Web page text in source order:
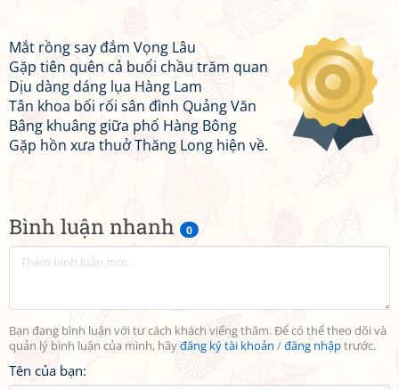
Bình luận nhanh 0
Bạn đang bình luận với tư cách khách viếng thăm. Để có thể theo dõi và
quản lý bình luận của mình, hãyđăng ký tài khoản /đăng nhậptrước.
Tên của bạn:
Mắt rồng say đắm Vọng Lâu
Gặp tiên quên cả buổi chầu trăm quan
Dịu dàng dáng lụa Hàng Lam
Tân khoa bối rối sân đình Quảng Văn
Bâng khuâng giữa phố Hàng Bông
Gặp hồn xưa thuở Thăng Long hiện về.